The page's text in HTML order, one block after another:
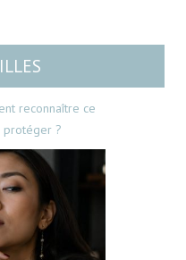
reconnaître ce
protéger ?